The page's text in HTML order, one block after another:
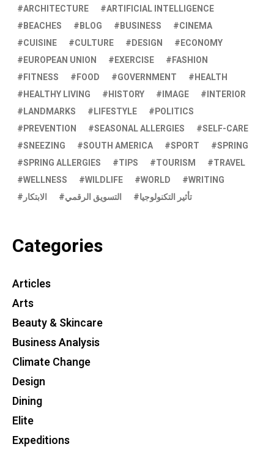
ARCHITECTURE
ARTIFICIAL INTELLIGENCE
BEACHES
BLOG BUSINESS
CINEMA
CUISINE
CULTURE DESIGN
ECONOMY
EUROPEAN UNION
EXERCISE
FASHION
FITNESS
FOOD GOVERNMENT
HEALTH
HEALTHY LIVING
HISTORY IMAGE
INTERIOR
LANDMARKS
LIFESTYLE
POLITICS
PREVENTION
SEASONAL ALLERGIES
SELF-CARE
SNEEZING
SOUTH AMERICA SPORT
SPRING
SPRING ALLERGIES
TIPS TOURISM
TRAVEL
WELLNESS
WILDLIFE WORLD
WRITING
الابتكار
التسويق الرقمي تأثير التكنولوجيا
Categories
Articles
Arts
Beauty & Skincare
Business Analysis
Climate Change
Design
Dining
Elite
Expeditions